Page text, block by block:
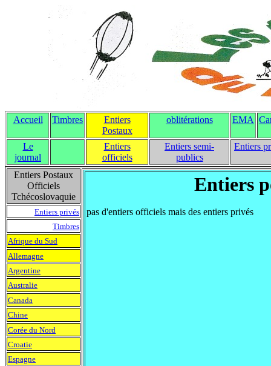
Accueil Timbres
Entiers
Postaux
oblitérations EMA
Le
journal
Entiers
officiels
Entiers semi-
publics
Entiers
Entiers Postaux
Officiels
Tchécoslovaquie
Entiers
pas d'entiers officiels mais des entiers privés
Entiers privés
Timbres
Afrique du Sud
Allemagne
Argentine
Australie
Canada
Chine
Corée du Nord
Croatie
Espagne